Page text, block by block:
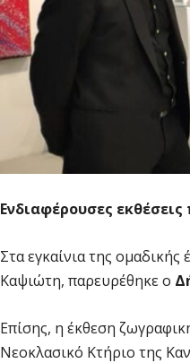
Ενδιαφέρουσες
Στα εγκαίνια της
Καψιώτη, παρευρέθηκε ο
Επίσης, η έκθεση
Νεοκλασικό Κτήριο της